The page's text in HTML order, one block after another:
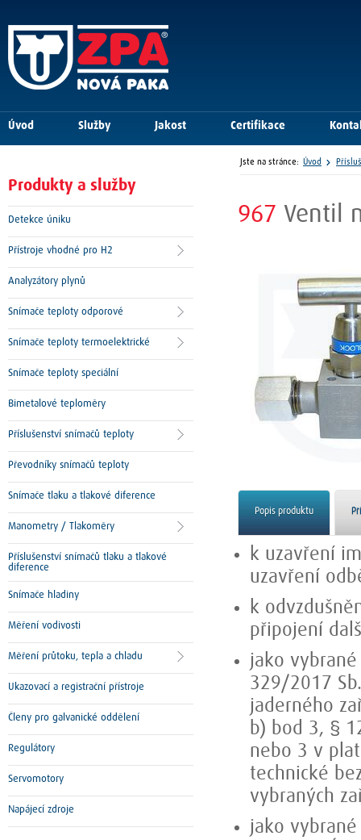
967 Ventil
Popis produktu
k uzavření
uzavření
k
připojení
jako
329/2017
jaderného
b) bod 3, §
nebo 3 v
technické
vybraných
jako
Produkty a služby
Detekce úniku
Přístroje vhodné pro H2
Analyzátory plynů
Snímače teploty odporové
Snímače teploty termoelektrické
Snímače teploty speciální
Bimetalové teploměry
Příslušenství snímačů teploty
Převodníky snímačů teploty
Snímače tlaku a tlakové diference
Manometry / Tlakoměry
Příslušenství snímačů tlaku a tlakové
diference
Snímače hladiny
Měření vodivosti
Měření průtoku, tepla a chladu
Ukazovací a registrační přístroje
Členy pro galvanické oddělení
Regulátory
Servomotory
Napájecí zdroje
Úvod Služby Jakost Certifikace
Jste na stránce: Úvod